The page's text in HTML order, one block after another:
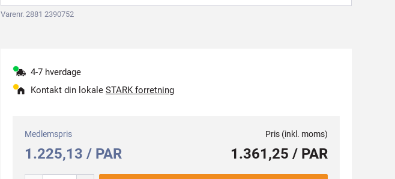
Varenr. 2881 2390752
4-7 hverdage
Kontakt din lokale STARK forretning
Medlemspris
1.225,13 / PAR
Pris (inkl. moms)
1.361,25 / PAR